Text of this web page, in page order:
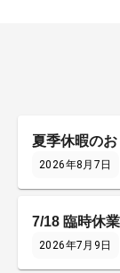
夏季休暇の
2026年8月7日
7/18 臨時休
2026年7月9日